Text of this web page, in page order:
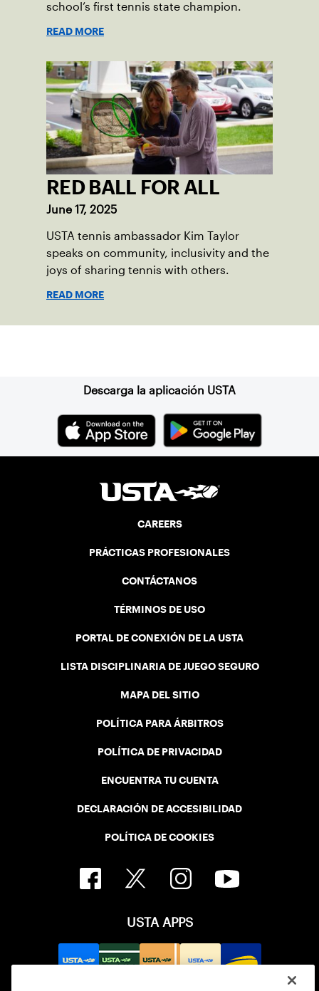
school’s first tennis state champion.
READ MORE
RED BALL FOR ALL
June 17, 2025
USTA tennis ambassador Kim Taylor
speaks on community, inclusivity and the
joys of sharing tennis with others.
READ MORE
Descarga la aplicación USTA
CAREERS
PRÁCTICAS PROFESIONALES
CONTÁCTANOS
TÉRMINOS DE USO
PORTAL DE CONEXIÓN DE LA USTA
LISTA DISCIPLINARIA DE JUEGO SEGURO
MAPA DEL SITIO
POLÍTICA PARA ÁRBITROS
POLÍTICA DE PRIVACIDAD
ENCUENTRA TU CUENTA
DECLARACIÓN DE ACCESIBILIDAD
POLÍTICA DE COOKIES
USTA APPS